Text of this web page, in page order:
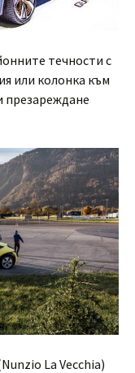
течности с
или колонка към
La Vecchia)